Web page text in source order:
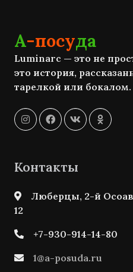
А-посуда
Luminarc — это не
это история,
тарелкой или бокалом.
Контакты
Люберцы, 2-й
12
+7-930-914-14-80
1@a-posuda.ru